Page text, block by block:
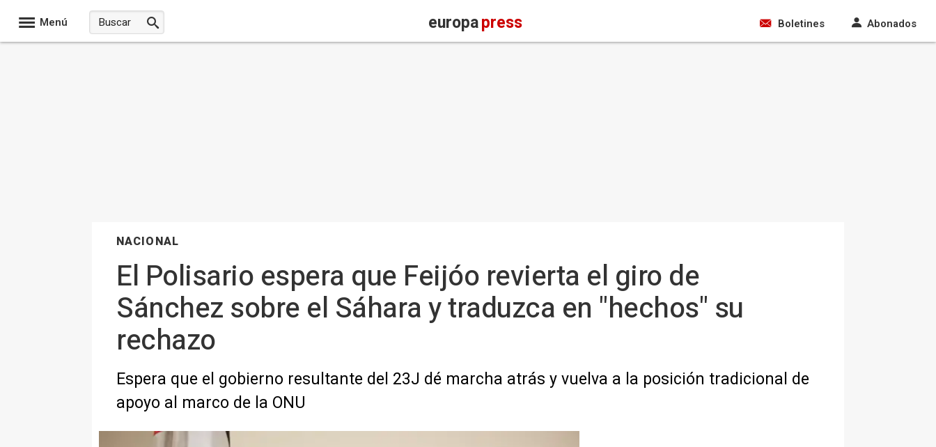
Menú europapress Boletines Abonados
NACIONAL
El Polisario espera que Feijóo revierta el giro de
Sánchez sobre el Sáhara y traduzca en "hechos" su
rechazo
Espera que el gobierno resultante del 23J dé marcha atrás y vuelva a la posición tradicional de
apoyo al marco de la ONU